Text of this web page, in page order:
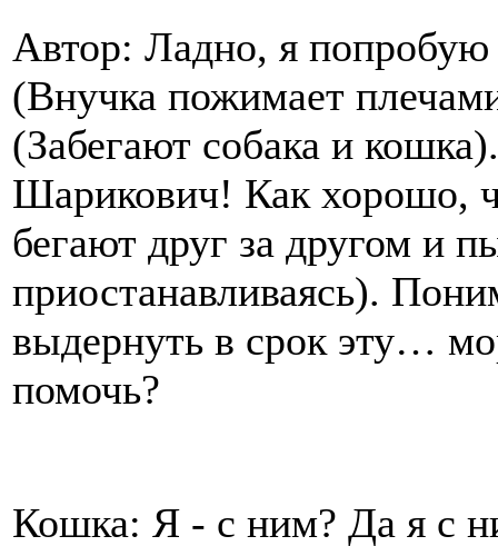
Автор: Ладно, я попробую
(Внучка пожимает
(Забегают собака и
Шарикович! Как хорошо,
бегают друг за другом и
приостанавливаясь).
выдернуть в срок эту…
помочь?
Кошка: Я - с ним? Да я с